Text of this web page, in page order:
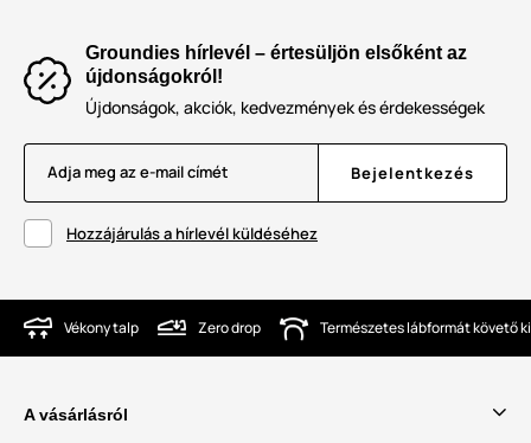
Groundies hírlevél – értesüljön elsőként az
újdonságokról!
Újdonságok, akciók, kedvezmények és érdekességek
Adja meg az e-mail címét Bejelentkezés
Hozzájárulás a hírlevél küldéséhez
Vékony talp Zero drop Természetes lábformát követő
A vásárlásról